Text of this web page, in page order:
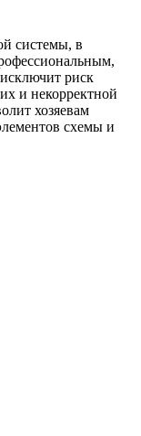
системы, в
риск
и некорректной
хозяевам
схемы и